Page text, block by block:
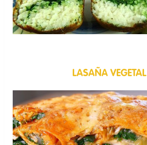
LASAÑA VEGETAL